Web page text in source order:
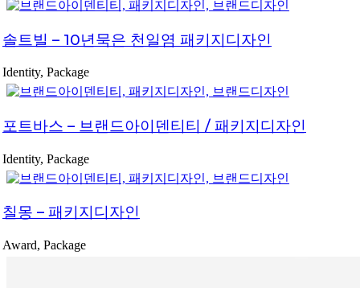
솔트빌 – 10년묵은 천일염 패키지디자인
Identity, Package
포트바스 – 브랜드아이덴티티 / 패키지디자인
Identity, Package
칠몽 – 패키지디자인
Award, Package